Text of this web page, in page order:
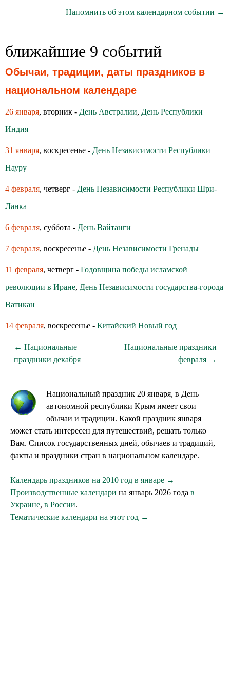
Напомнить об этом календарном событии →
ближайшие 9 событий
Обычаи, традиции, даты праздников в
национальном календаре
26 января, вторник - День Австралии, День Республики
Индия
31 января, воскресенье - День Независимости Республики
Науру
4 февраля, четверг - День Независимости Республики Шри-
Ланка
6 февраля, суббота - День Вайтанги
7 февраля, воскресенье - День Независимости Гренады
11 февраля, четверг - Годовщина победы исламской
революции в Иране, День Независимости государства-города
Ватикан
14 февраля, воскресенье - Китайский Новый год
← Национальные
праздники декабря
Национальные праздники
февраля →
Национальный праздник 20 января, в День
автономной республики Крым имеет свои
обычаи и традиции. Какой праздник января
может стать интересен для путешествий, решать только
Вам. Список государственных дней, обычаев и традиций,
факты и праздники стран в национальном календаре.
Календарь праздников на 2010 год в январе →
Производственные календари на январь 2026 года в
Украине, в России.
Тематические календари на этот год →